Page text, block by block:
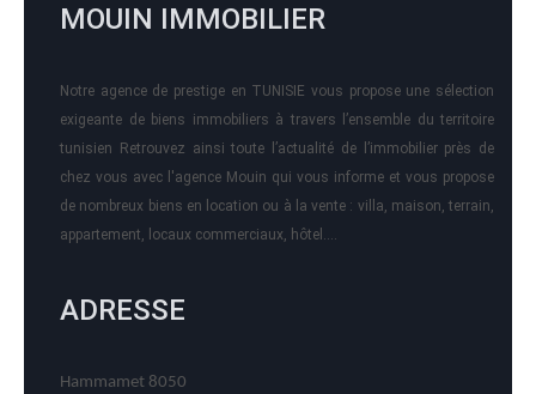
MOUIN IMMOBILIER
Notre agence de prestige en TUNISIE vous propose une sélection
exigeante de biens immobiliers à travers l’ensemble du territoire
tunisien Retrouvez ainsi toute l’actualité de l’immobilier près de
chez vous avec l'agence Mouin qui vous informe et vous propose
de nombreux biens en location ou à la vente : villa, maison, terrain,
appartement, locaux commerciaux, hôtel….
ADRESSE
Hammamet 8050